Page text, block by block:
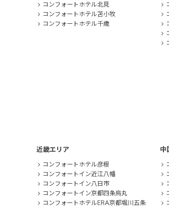
コンフォートホテル北見
コンフォートホテル苫小牧
コンフォートホテル千歳
近畿エリア
コンフォートホテル彦根
コンフォートイン近江八幡
コンフォートイン八日市
コンフォートイン京都四条烏丸
コンフォートホテルERA京都堀川五条
中